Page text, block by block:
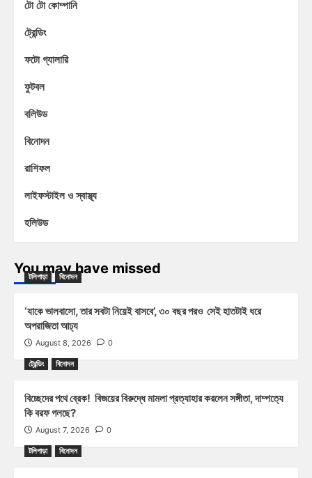
টো টো কোম্পানি
ট্রেন্ডিং
ফটো গ্যালারি
ফুটবল
বলিউড
বিনোদন
রাশিফল
লাইফস্টাইল ও স্বাস্থ্য
হলিউড
You may have missed
টলিপাড়া বিনোদন
‘যাকে ভালবাসো, তার সবটা নিয়েই বাসবে’, ৩০ বছর পরও সেই হাতটাই ধরে
অপরাজিতা আঢ্য
August 8, 2026 0
ট্রেন্ডিং বিনোদন
বিচ্ছেদের পথে ব্রেক! বিজয়ের বিরুদ্ধে মামলা প্রত্যাহার করলেন সঙ্গীতা, দাম্পত্যে
কি বরফ গলছে?
August 7, 2026 0
টলিপাড়া বিনোদন